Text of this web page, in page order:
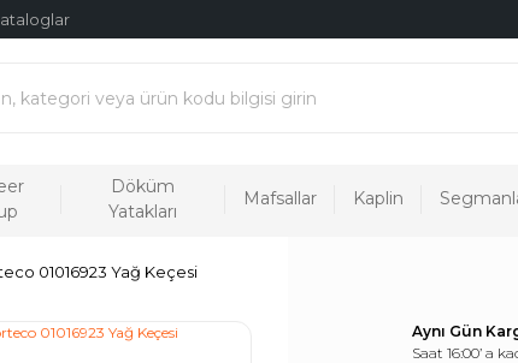
Döküm
Yatakları
Mafsallar Kaplin
01016923 Yağ Keçesi
Aynı Gün
Saat 16:00’ a